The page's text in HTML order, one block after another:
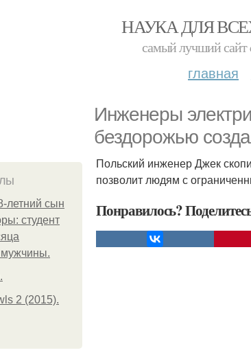
НАУКА ДЛЯ
самый лучший сайт
главная
Инженеры
бездорожью
летний сын
студент
мужчины.
2 (2015).
Польский инженер Джек
позволит людям с
Понравилось?